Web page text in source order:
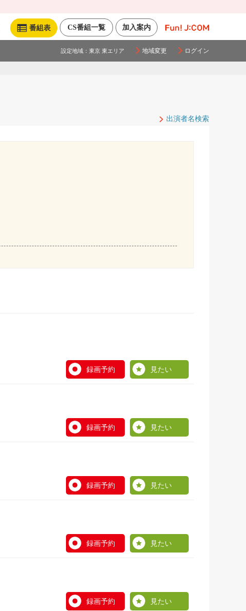
加入案内
CS番組一覧
番組表
設定地域： 東京 東エリア 地域変更 ログイン
出演者名検索
録画予約 見たい
録画予約 見たい
録画予約 見たい
録画予約 見たい
録画予約 見たい